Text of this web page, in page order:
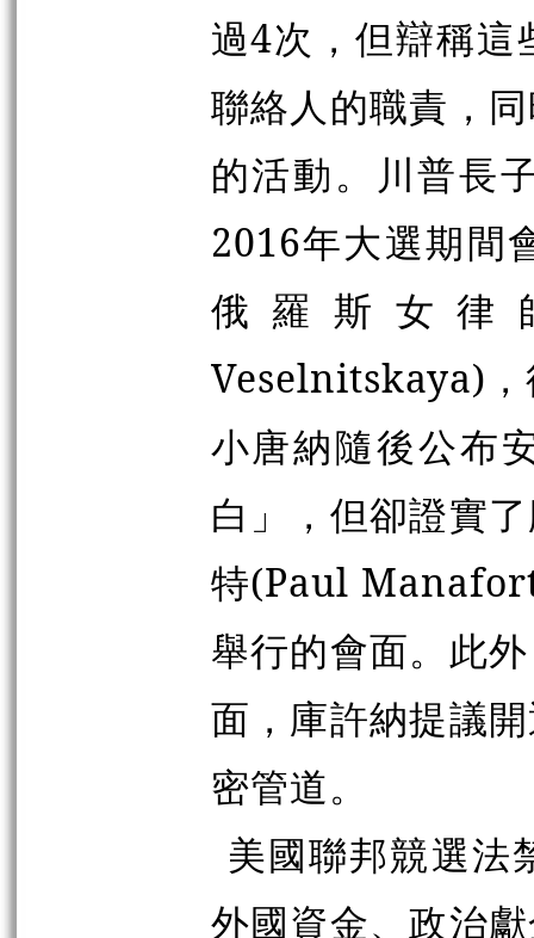
過4次，但辯稱
聯絡人的職責，
的活動。川普長
2016年大選期間
俄羅斯女律
Veselnitskaya)，
小唐納隨後公布
白」，但卻證實
特(Paul
舉行的會面。此
面，庫許納提議
密管道。
美國聯邦競選法
外國資金、政治